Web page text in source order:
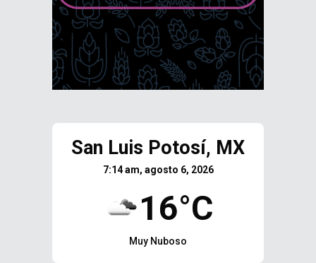
San Luis Potosí, MX
7:14 am, agosto 6, 2026
16°C
Muy Nuboso